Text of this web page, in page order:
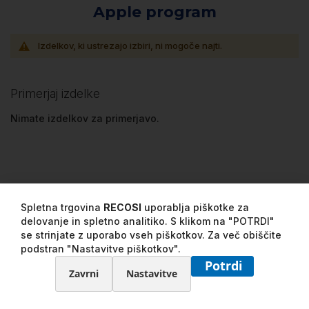
Apple program
Izdelkov, ki ustrezajo izbiri, ni mogoče najti.
Primerjaj izdelke
Nimate izdelkov za primerjavo.
Spletna trgovina RECOSI uporablja piškotke za
delovanje in spletno analitiko. S klikom na "POTRDI"
se strinjate z uporabo vseh piškotkov. Za več obiščite
podstran "Nastavitve piškotkov".
Zavrni Nastavitve Potrdi